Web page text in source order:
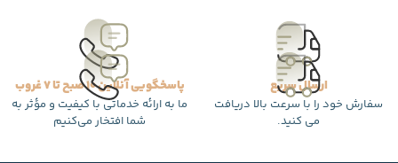
ارسال سریع
سفارش خود را با سرعت بالا دریافت
می کنید.
پاسخگویی آنلاین 10 صبح تا 7 غروب
ما به ارائه خدماتی با کیفیت و مؤثر به
شما افتخار می‌کنیم